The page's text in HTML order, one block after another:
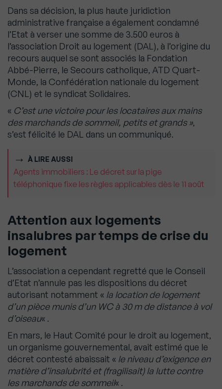
Dans sa décision, la plus haute juridiction
administrative française a également condamné
l’Etat à verser une somme de 3.500 euros à
l’association Droit au logement (DAL), à l’origine du
recours auquel se sont associés la Fondation
Abbé-Pierre, le Secours catholique, ATD Quart-
Monde, la Confédération nationale du logement
(CNL) et le syndicat Solidaires.
« C’est une victoire pour les locataires aux mains
des marchands de sommeil, petits et grands »,
s’est félicité le DAL dans un communiqué.
À LIRE AUSSI
Agents immobiliers : Le décret sur la pige
téléphonique fixe les règles applicables dès le 11 août
Attention aux logements
insalubres par temps de crise du
logement
L’association a cependant regretté que le Conseil
d’Etat n’annule pas les dispositions du décret
autorisant notamment « la location de logement
d’un pièce munis d’un WC à 30 m de distance à vol
d’oiseau« .
En mars, le Haut Comité pour le droit au logement,
un organisme gouvernemental, avait estimé que le
décret contesté abaissait « le niveau d’exigence en
matière d’insalubrité et (fragilisait) la lutte contre
les marchands de sommeil« .